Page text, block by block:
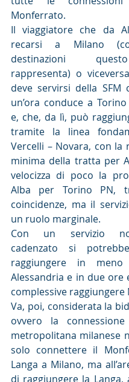
Monferrato.
Il viaggiatore che da
recarsi a Milano
destinazioni
rappresenta) o
deve servirsi della SFM
un’ora conduce a
e, che, da lì, può
tramite la linea
Vercelli – Novara, con la
minima della tratta per
velocizza di poco la
Alba per Torino PN,
coincidenze, ma il
un ruolo marginale.
Con un servizio
cadenzato si
raggiungere in
Alessandria e in due ore
complessive raggiungere
Va, poi, considerata la
ovvero la connessione
metropolitana milanese
solo connettere il
Langa a Milano, ma
di raggiungere la Langa,